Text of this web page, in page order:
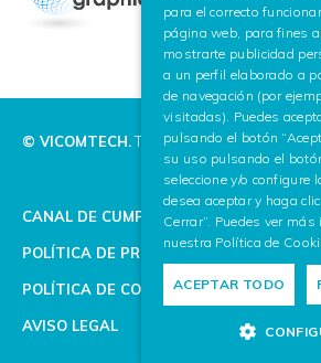
© VICOMTECH.Todos los derechos
CANAL DE CUMPLIMIENTO
POLÍTICA DE PRIVACIDAD
POLÍTICA DE COOKIES
AVISO LEGAL
para el correcto
página web, para fines
mostrarte publicidad
a un perfil elaborado a
de navegación (por
visitadas). Puedes
pulsando el botón
su uso pulsando el
seleccione y/o configure
desea aceptar y haga
Cerrar”. Puedes ver
nuestra Política de
ACEPTAR TODO